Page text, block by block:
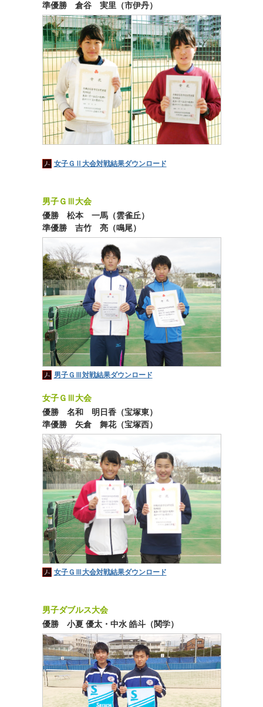
準優勝 倉谷 実里（市伊丹）
女子ＧⅡ大会対戦結果ダウンロード
男子ＧⅢ大会
優勝 松本 一馬（雲雀丘）
準優勝 吉竹 亮（鳴尾）
男子ＧⅢ対戦結果ダウンロード
女子ＧⅢ大会
優勝 名和 明日香（宝塚東）
準優勝 矢倉 舞花（宝塚西）
女子ＧⅢ大会対戦結果ダウンロード
男子ダブルス大会
優勝 小夏 優太・中水 皓斗（関学）